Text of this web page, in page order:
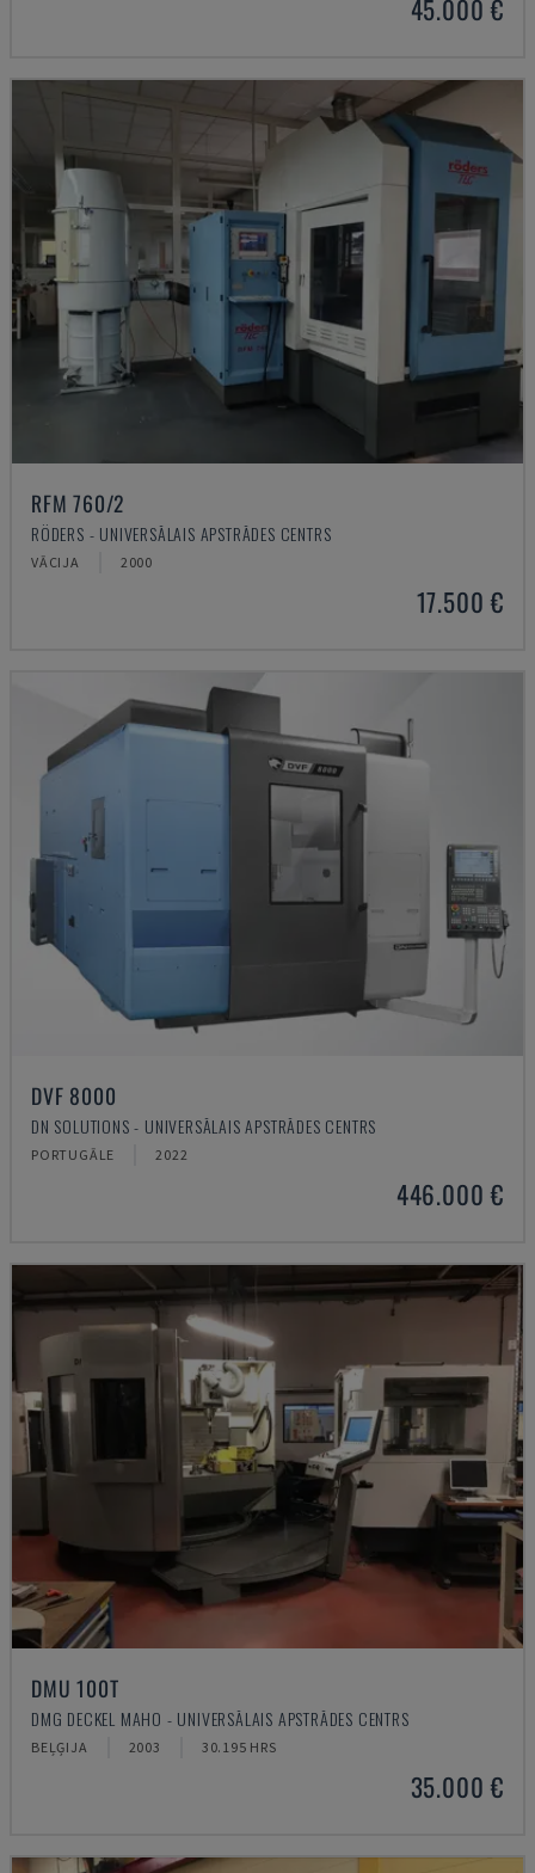
45.000 €
RFM 760/2
RÖDERS - UNIVERSĀLAIS APSTRĀDES CENTRS
VĀCIJA 2000
17.500 €
DVF 8000
DN SOLUTIONS - UNIVERSĀLAIS APSTRĀDES CENTRS
PORTUGĀLE 2022
446.000 €
DMU 100T
DMG DECKEL MAHO - UNIVERSĀLAIS APSTRĀDES CENTRS
BEĻĢIJA 2003 30.195 HRS
35.000 €